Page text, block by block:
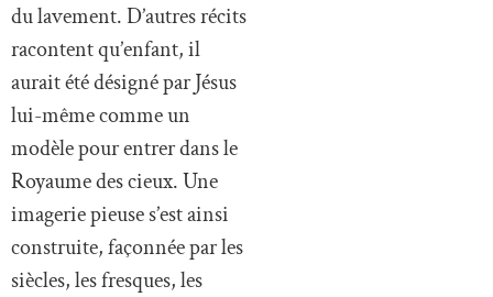
du lavement. D’autres récits
racontent qu’enfant, il
aurait été désigné par Jésus
lui-même comme un
modèle pour entrer dans le
Royaume des cieux. Une
imagerie pieuse s’est ainsi
construite, façonnée par les
siècles, les fresques, les